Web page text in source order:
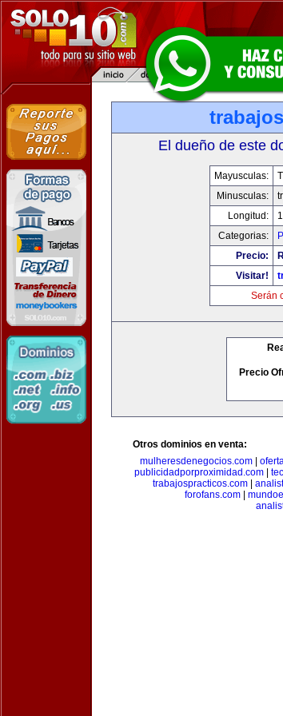
El dueño de este
Mayusculas:
Minusculas:
Longitud:
Categorias:
Precio:
Visitar!
Serán
Precio
Otros dominios en venta:
mulheresdenegocios.com
publicidadporproximidad.com|
trabajospracticos.com|
forofans.com